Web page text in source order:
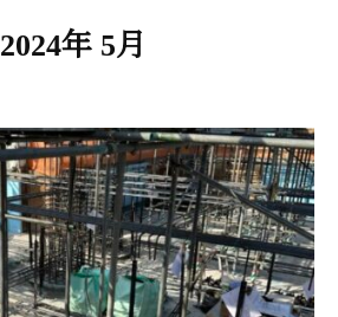
2024年 5月